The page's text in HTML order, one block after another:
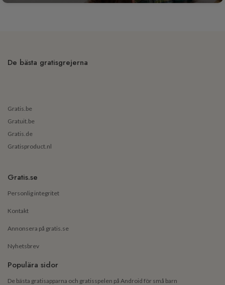
De bästa gratisgrejerna
Gratis.be
Gratuit.be
Gratis.de
Gratisproduct.nl
Gratis.se
Personlig integritet
Kontakt
Annonsera på gratis.se
Nyhetsbrev
Populära sidor
De bästa gratisapparna och gratisspelen på Android för små barn